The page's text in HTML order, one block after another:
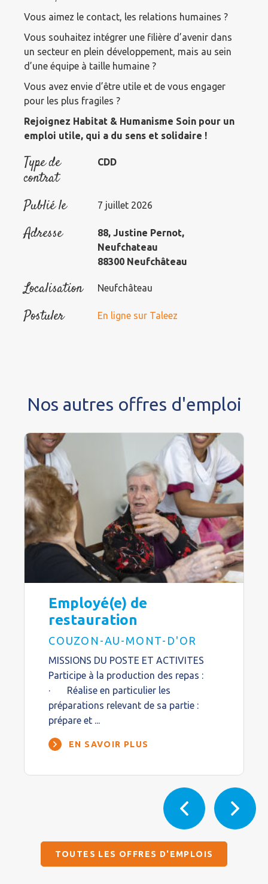
Vous aimez le contact, les relations humaines ?
Vous souhaitez intégrer une filière d’avenir dans
un secteur en plein développement, mais au sein
d’une équipe à taille humaine ?
Vous avez envie d’être utile et de vous engager
pour les plus fragiles ?
Rejoignez Habitat & Humanisme Soin pour un
emploi utile, qui a du sens et solidaire !
Type de
contrat
CDD
Publié le 7 juillet 2026
Adresse
88, Justine Pernot,
Neufchateau
88300 Neufchâteau
Localisation Neufchâteau
Postuler En ligne sur Taleez
Nos autres offres d'emploi
Employé(e) de
restauration
COUZON-AU-MONT-D'OR
MISSIONS DU POSTE ET ACTIVITES
Participe à la production des repas :
· Réalise en particulier les
préparations relevant de sa partie :
prépare et ...
EN SAVOIR PLUS
TOUTES LES OFFRES D'EMPLOIS